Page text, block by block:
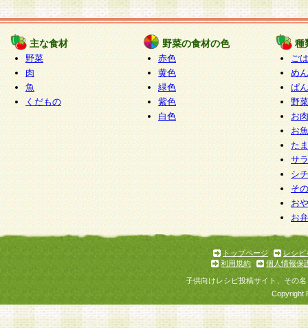
の当社による会員登録の承認が完了した時点で会
たものとみなされ、会員に対して適用されるもの
5.当社がお聞きする個人情報は、すべて会員登録
で提 供いただいたものと考えております。従っ
自らの個人情報の提供を希望されない場合には、
をお預かりいたしません が、提供されないこと
商品やサービス等をご利用いただけない場合があ
了承ください。
6.当社は、お客様から当社が保有している個人情
加・ 利用停止等を求められた場合には、ご本人
て確認できた場合に限り、法令に準拠して合理的
いただきます。なお、開示 請求等の請求先は個
ります。
1.会員とは、本規約等を承諾のうえ、当社所定の
了し、当社が承認した者、グループとします。な
が以下に該当する場合は会員登録をすることがで
主な食材
野菜
肉
魚
くだもの
野菜の食材の色
赤色
黄色
緑色
紫色
白色
種
ご
めん
ぱん
野
お
お
た
サ
シ
そ
お
お
トップページ
レシピ
利用規約
個人情報保
子供向けレシピ投稿サイト、その
Copyright